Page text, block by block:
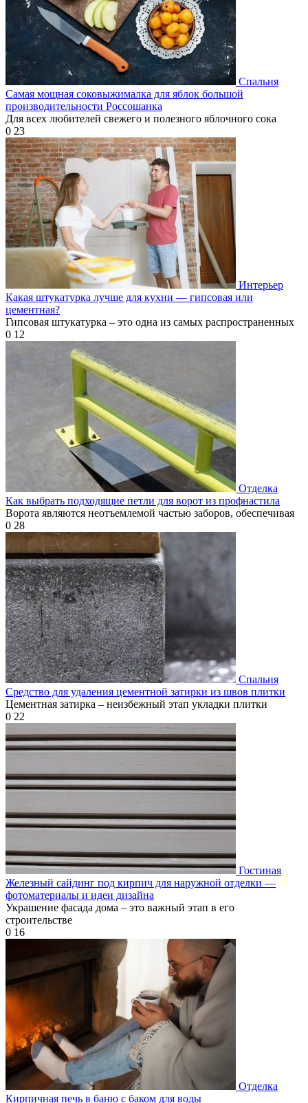
Спальня
Самая мощная соковыжималка для яблок большой
производительности Россошанка
Для всех любителей свежего и полезного яблочного сока
0 23
Интерьер
Какая штукатурка лучше для кухни — гипсовая или
цементная?
Гипсовая штукатурка – это одна из самых распространенных
0 12
Отделка
Как выбрать подходящие петли для ворот из профнастила
Ворота являются неотъемлемой частью заборов, обеспечивая
0 28
Спальня
Средство для удаления цементной затирки из швов плитки
Цементная затирка – неизбежный этап укладки плитки
0 22
Гостиная
Железный сайдинг под кирпич для наружной отделки —
фотоматериалы и идеи дизайна
Украшение фасада дома – это важный этап в его
строительстве
0 16
Отделка
Кирпичная печь в баню с баком для воды